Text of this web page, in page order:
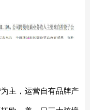
主，运营自有品牌产